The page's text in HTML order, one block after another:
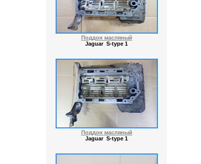
Поддон масляный
Jaguar S-type 1
Поддон масляный
Jaguar S-type 1